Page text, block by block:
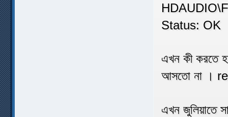
Status: OK
এখন কী করতে
আসতো না ।
এখন জুলিয়াতে